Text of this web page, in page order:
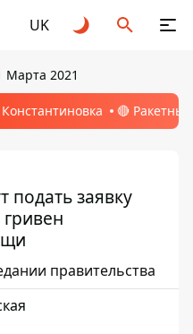
UK
Марта 2021
🔴
подать заявку
правительства